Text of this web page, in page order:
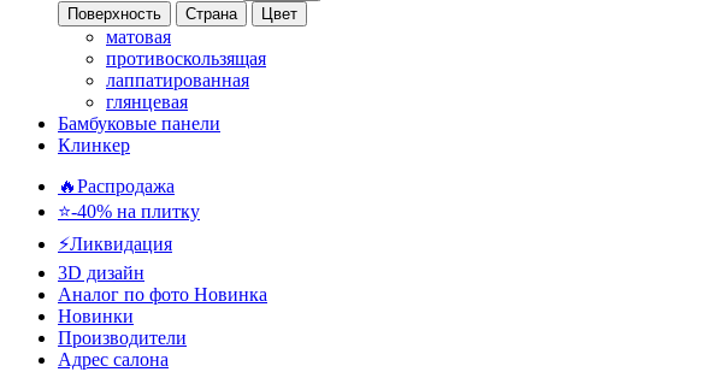
Поверхность Страна Цвет
матовая
противоскользящая
лаппатированная
глянцевая
Бамбуковые панели
Клинкер
🔥Распродажа
⭐-40% на плитку
⚡️Ликвидация
3D дизайн
Аналог по фото Новинка
Новинки
Производители
Адрес салона